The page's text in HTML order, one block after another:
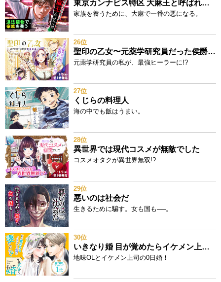
東京カンナビス特区 大麻王と呼ばれた男
家族を養うために、大麻で一番の悪になる。
26位
聖印の乙女〜元薬学研究員だった侯爵令嬢は婚約辞退してハイヒーラーを目指します～
元薬学研究員の私が、最強ヒーラーに!?
27位
くじらの料理人
海の中でも飯はうまい。
28位
異世界では現代コスメが無敵でした
コスメオタクが異世界無双!?
29位
悪いのは社会だ
生きるために騙す。女も国も──。
30位
いきなり婚 目が覚めたらイケメン上司の妻だった!?
地味OLとイケメン上司の0日婚！